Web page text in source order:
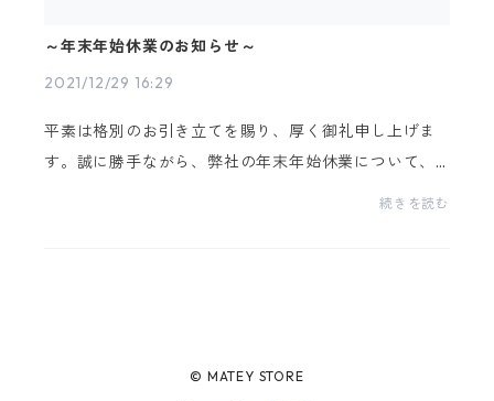
～年末年始休業のお知らせ～
2021/12/29 16:29
平素は格別のお引き立てを賜り、厚く御礼申し上げま
す。誠に勝手ながら、弊社の年末年始休業について、
下記のとおりお知らせいたします。皆様にはご迷惑を
続きを読む
© MATEY STORE